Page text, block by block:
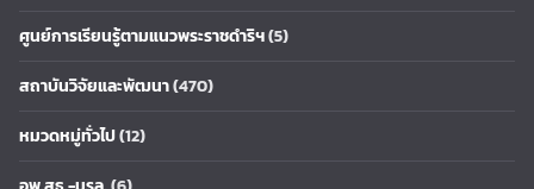
ศูนย์การเรียนรู้ตามแนวพระราชดำริฯ(5)
สถาบันวิจัยและพัฒนา(470)
หมวดหมู่ทั่วไป(12)